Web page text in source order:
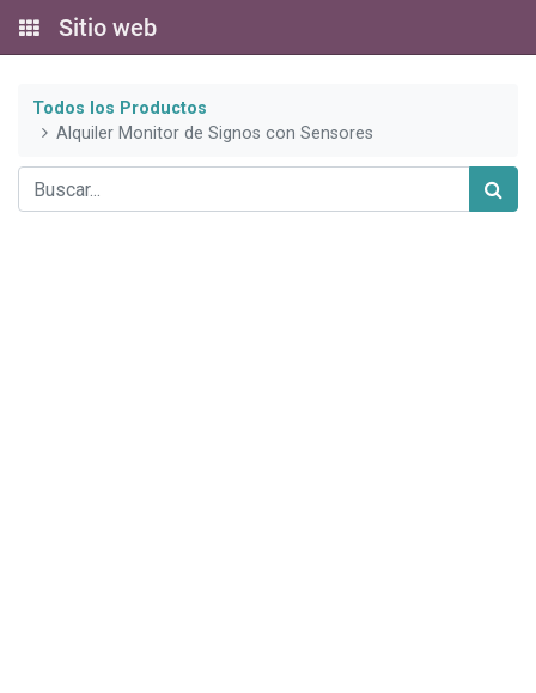
Sitio web
Todos los Productos
Alquiler Monitor de Signos con Sensores